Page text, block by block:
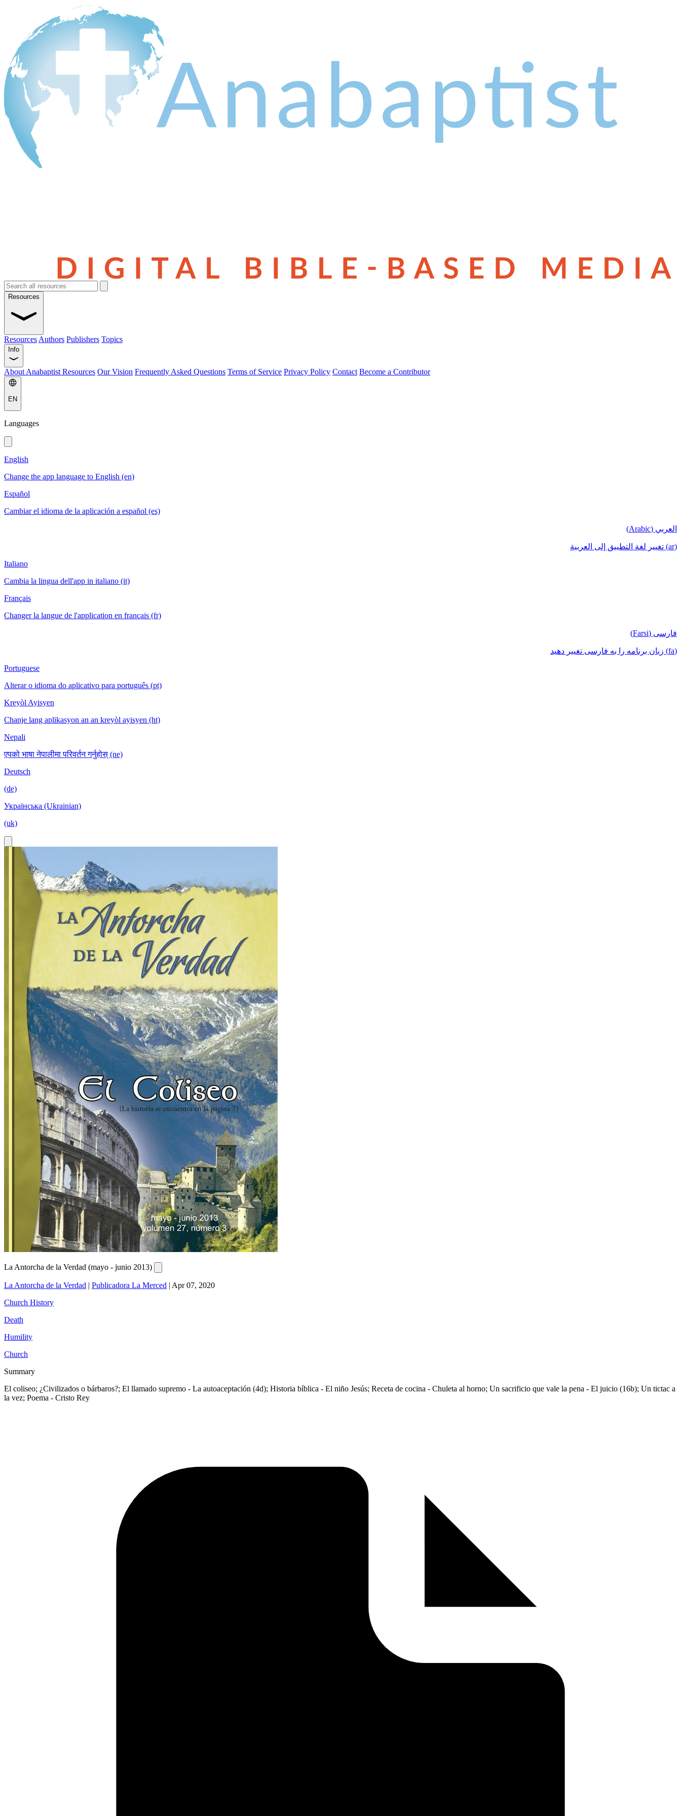
Resources
Resources Authors Publishers Topics
Info
About Anabaptist Resources Our Vision Frequently Asked Questions Terms of Service Privacy Policy Contact Become a Contributor
EN
Languages
English
Change the app language to English (en)
Español
Cambiar el idioma de la aplicación a español (es)
العربي (Arabic)
(ar) تغيير لغة التطبيق إلى العربية
Italiano
Cambia la lingua dell'app in italiano (it)
Français
Changer la langue de l'application en français (fr)
فارسی (Farsi)
(fa) زبان برنامه را به فارسی تغییر دهید
Portuguese
Alterar o idioma do aplicativo para português (pt)
Kreyòl Ayisyen
Chanje lang aplikasyon an an kreyòl ayisyen (ht)
Nepali
एपको भाषा नेपालीमा परिवर्तन गर्नुहोस् (ne)
Deutsch
(de)
Українська (Ukrainian)
(uk)
La Antorcha de la Verdad (mayo - junio 2013)
La Antorcha de la Verdad | Publicadora La Merced | Apr 07, 2020
Church History
Death
Humility
Church
Summary
El coliseo; ¿Civilizados o bárbaros?; El llamado supremo - La autoaceptación (4d); Historia bíblica - El niño Jesús; Receta de cocina - Chuleta al horno; Un sacrificio que vale la pena - El juicio (16b); Un tictac a
la vez; Poema - Cristo Rey